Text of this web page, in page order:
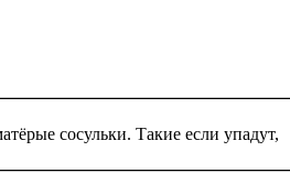
сосульки. Такие если упадут,